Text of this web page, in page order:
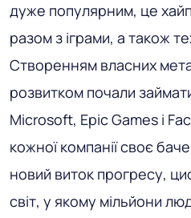
дуже популярним, це
разом з іграми, а також
Створенням власних
розвитком почали
Microsoft, Epic Games і
кожної компанії своє
новий виток прогресу,
світ, у якому мільйони